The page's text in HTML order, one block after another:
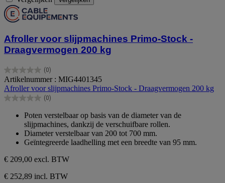
Afroller voor slijpmachines Primo-Stock -
Draagvermogen 200 kg
(0)
0.0
van
de
5
Artikelnummer : MIG4401345
Afroller voor slijpmachines Primo-Stock - Draagvermogen 200 kg
(0)
0.0
sterren.
Poten verstelbaar op basis van de diameter van de
slijpmachines, dankzij de verschuifbare rollen.
Diameter verstelbaar van 200 tot 700 mm.
Geïntegreerde laadhelling met een breedte van 95 mm.
€ 209,00 excl. BTW
€ 252,89 incl. BTW